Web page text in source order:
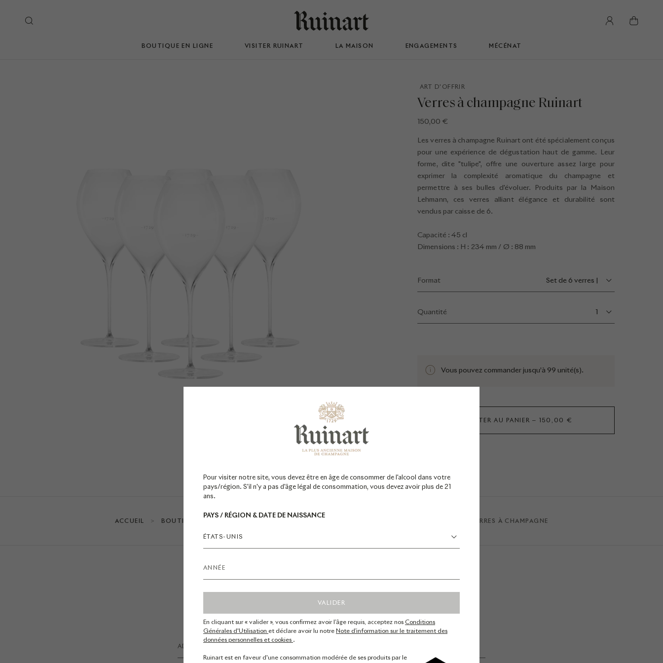
Pour visiter notre site, vous devez être en âge de consommer de l'alcool dans votre
pays/région. S'il n'y a pas d'âge légal de consommation, vous devez avoir plus de 21
ans.
PAYS / RÉGION & DATE DE NAISSANCE
ÉTATS-UNIS
VALIDER
En cliquant sur « valider », vous confirmez avoir l’âge requis, acceptez nos Conditions
Générales d'Utilisation et déclare avoir lu notre Note d’information sur le traitement des
données personnelles et cookies .
Ruinart est en faveur d'une consommation modérée de ses produits par le
BOUTIQUE EN LIGNE VISITER RUINART LA MAISON ENGAGEMENTS MÉCÉNAT
ART D'OFFRIR
Verres à champagne Ruinart
150,00 €
Les verres à champagne Ruinart ont été spécialement conçus
pour une expérience de dégustation haut de gamme. Leur
forme, dite "tulipe", offre une ouverture assez large pour
exprimer la complexité aromatique du champagne et
permettre à ses bulles d'évoluer. Produits par la Maison
Lehmann, ces verres alliant élégance et durabilité sont
vendus par caisse de 6.
Capacité : 45 cl
Dimensions : H : 234 mm / Ø : 88 mm
Format set de 6 verres |
Quantité 1
Vous pouvez commander jusqu’à 99 unité(s).
AJOUTER AU PANIER 150,00 €
ACCUEIL BOUTIQUE EN LIGNE RUINART VERRES À CHAMPAGNE
*Champ obligatoire